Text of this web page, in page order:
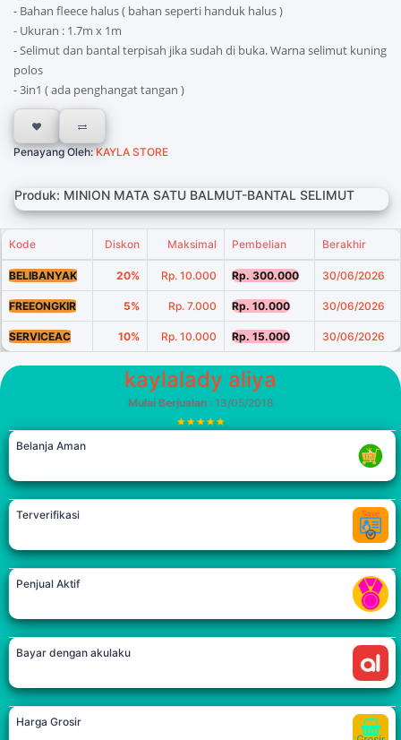
- Bahan fleece halus ( bahan seperti handuk halus )
- Ukuran : 1.7m x 1m
- Selimut dan bantal terpisah jika sudah di buka. Warna selimut kuning
polos
- 3in1 ( ada penghangat tangan )
Penayang Oleh:KAYLA STORE
Produk: MINION MATA SATU BALMUT-BANTAL SELIMUT
Kode Diskon Maksimal Pembelian Berakhir
BELIBANYAK 20% Rp. 10.000 Rp. 300.000 30/06/2026
FREEONGKIR 5% Rp. 7.000 Rp. 10.000 30/06/2026
SERVICEAC 10% Rp. 10.000 Rp. 15.000 30/06/2026
kaylalady aliya
Mulai Berjualan: 13/05/2018
Belanja Aman
Terverifikasi
Penjual Aktif
Bayar dengan akulaku
Harga Grosir